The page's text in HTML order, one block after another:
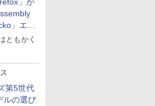
」エン
ともかく
第5世代
ルの選び